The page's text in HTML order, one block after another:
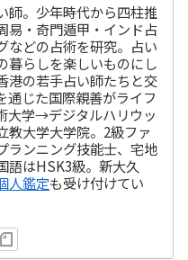
師。少年時代から四柱推
易・奇門遁甲・インド占
などの占術を研究。占い
暮らしを楽しいものにし
港の若手占い師たちと交
通じた国際親善がライフ
大学→デジタルハリウッ
教大学大学院。2級ファ
ランニング技能士、宅地
語はHSK3級。新大久
人鑑定も受け付けてい